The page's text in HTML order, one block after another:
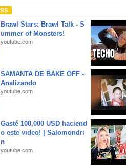
Brawl Stars: Brawl Talk - S
ummer of Monsters!
youtube.com
SAMANTA DE BAKE OFF -
Analizando
youtube.com
Gasté 100,000 USD haciend
o este video! | Salomondri
n
youtube.com